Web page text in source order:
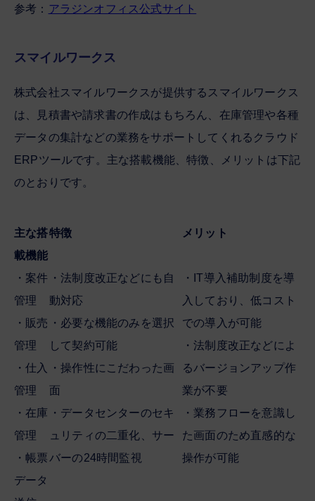
参考： アラジンオフィス公式サイト
スマイルワークス
株式会社スマイルワークスが提供するスマイルワークス
は、見積書や請求書の作成はもちろん、在庫管理や各種
データの集計などの業務をサポートしてくれるクラウド
ERPツールです。主な搭載機能、特徴、メリットは下記
のとおりです。
主な搭
載機能
特徴 メリット
・案件
管理
・販売
管理
・仕入
管理
・在庫
管理
・帳票
データ
・法制度改正などにも自
動対応
・必要な機能のみを選択
して契約可能
・操作性にこだわった画
面
・データセンターのセキ
ュリティの二重化、サー
バーの24時間監視
・IT導入補助制度を導
入しており、低コスト
での導入が可能
・法制度改正などによ
るバージョンアップ作
業が不要
・業務フローを意識し
た画面のため直感的な
操作が可能